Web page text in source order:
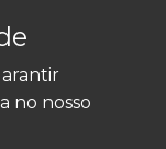
no nosso